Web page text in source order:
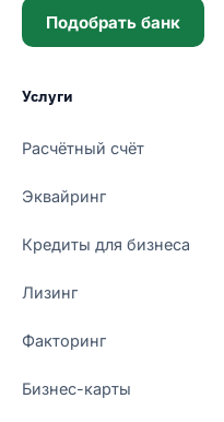
Подобрать банк
Услуги
Расчётный счёт
Эквайринг
Кредиты для бизнеса
Лизинг
Факторинг
Бизнес-карты